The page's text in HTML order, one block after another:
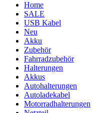
Home
SALE
USB Kabel
Neu
Akku
Zubehör
Fahrradzubehör
Halterungen
Akkus
Autohalterungen
Autoladekabel
Motorradhalterungen